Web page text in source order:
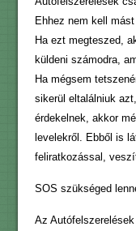
Ehhez nem kell
Ha ezt megteszed,
küldeni számodra,
Ha mégsem
sikerül eltalálniuk
érdekelnek, akkor
levelekről. Ebből is
feliratkozással,
SOS szükséged
Az